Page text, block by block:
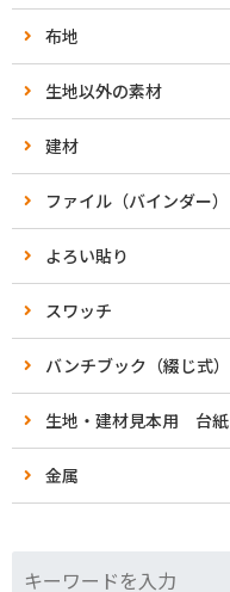
布地
生地以外の素材
建材
ファイル（バインダー）
よろい貼り
スワッチ
バンチブック（綴じ式）
生地・建材見本用 台紙
金属